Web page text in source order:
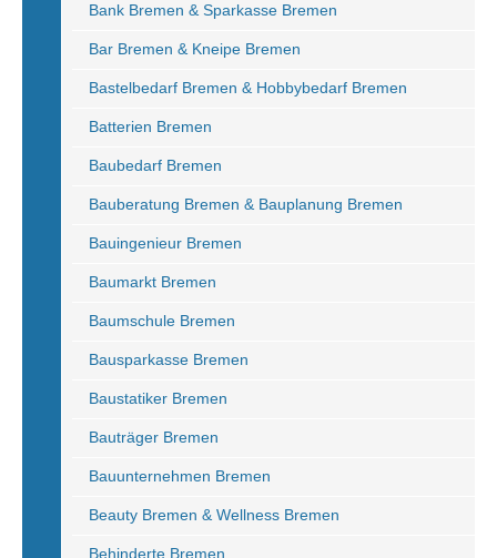
Bank Bremen & Sparkasse Bremen
Bar Bremen & Kneipe Bremen
Bastelbedarf Bremen & Hobbybedarf Bremen
Batterien Bremen
Baubedarf Bremen
Bauberatung Bremen & Bauplanung Bremen
Bauingenieur Bremen
Baumarkt Bremen
Baumschule Bremen
Bausparkasse Bremen
Baustatiker Bremen
Bauträger Bremen
Bauunternehmen Bremen
Beauty Bremen & Wellness Bremen
Behinderte Bremen